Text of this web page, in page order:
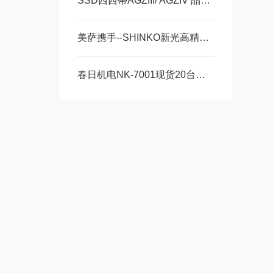
美萨携手--SHINKO新光高精度电子天平SJ-220数量300现货销售
春日机电NK-7001现货20台美萨系列